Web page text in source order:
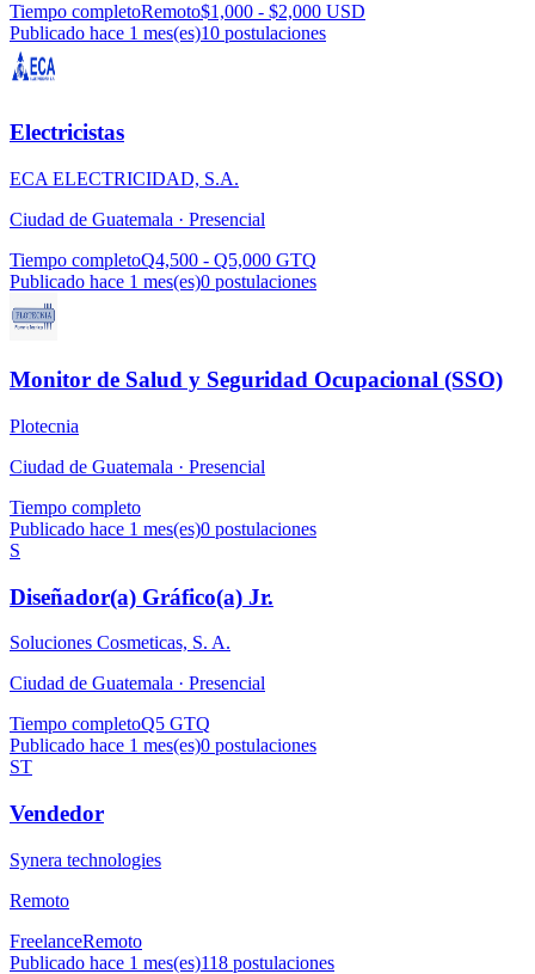
Tiempo completoRemoto$1,000 - $2,000 USD
Publicado hace 1 mes(es)10 postulaciones
Electricistas
ECA ELECTRICIDAD, S.A.
Ciudad de Guatemala · Presencial
Tiempo completoQ4,500 - Q5,000 GTQ
Publicado hace 1 mes(es)0 postulaciones
Monitor de Salud y Seguridad Ocupacional (SSO)
Plotecnia
Ciudad de Guatemala · Presencial
Tiempo completo
Publicado hace 1 mes(es)0 postulaciones
S
Diseñador(a) Gráfico(a) Jr.
Soluciones Cosmeticas, S. A.
Ciudad de Guatemala · Presencial
Tiempo completoQ5 GTQ
Publicado hace 1 mes(es)0 postulaciones
ST
Vendedor
Synera technologies
Remoto
FreelanceRemoto
Publicado hace 1 mes(es)118 postulaciones